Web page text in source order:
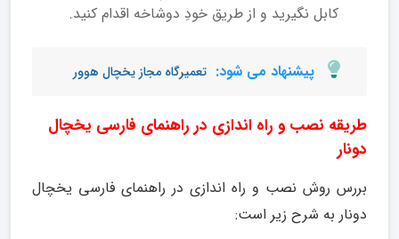
کابل نگیرید و از طریق خودِ دوشاخه اقدام کنید.
پیشنهاد می شود: تعمیرگاه مجاز یخچال هوور
طریقه نصب و راه اندازی در راهنمای فارسی یخچال
دونار
بررس روش نصب و راه اندازی در راهنمای فارسی یخچال
دونار به شرح زیر است: